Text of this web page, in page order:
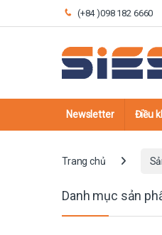
Skip to navigation
Skip to content
(+84 )098 182 6660
Newsletter Điều
Trang chủ
Danh mục sản